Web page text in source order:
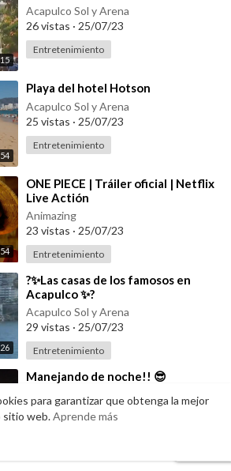
para garantizar que obtenga la mejor
sitio web.Aprende más
Acapulco Sol y Arena
26 vistas · 25/07/23
Entretenimiento
⁣Playa del hotel Hotson
Acapulco Sol y Arena
25 vistas · 25/07/23
Entretenimiento
⁣ONE PIECE | Tráiler oficial | Netflix
Live Actión
Animazing
23 vistas · 25/07/23
Entretenimiento
⁣?✨Las casas de los famosos en
Acapulco ✨?
Acapulco Sol y Arena
29 vistas · 25/07/23
Entretenimiento
⁣Manejando de noche!! 😎
Jose Manuel
10 vistas
30/12/25